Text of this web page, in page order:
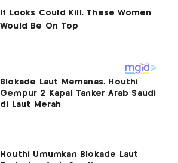
Blokade Laut Memanas, Houthi
Gempur 2 Kapal Tanker Arab Saudi
di Laut Merah
Houthi Umumkan Blokade Laut